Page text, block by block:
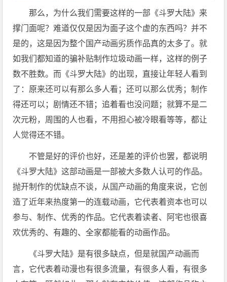
那么，为什么我们需要这样的一部《斗罗大陆》来
撑门面呢？难道仅仅是因为面子这个虚的东西吗？并不
是的，这是因为整个国产动画劣质作品真的太多了。就
如我们都知道的骗补贴制作垃圾动画一样，这样的例子
数不胜数。而《斗罗大陆》的出现，直接让年轻人看到
了：原来还可以有那么多人看；还可以那么优秀；制作
得还可以；剧情还不错；追着看也没问题；就算不是二
次元粉，周围的人也看，不用担心被冷眼看等等，都让
人觉得还不错。
不管是好的评价也好，还是差的评价也罢，都说明
《斗罗大陆》这部动画是一部被大多数人认可的作品。
抛开制作的优缺点不谈，从国产动画的角度来说，它创
造了近年来热度第一的连载动画，它代表着资本也可以
参与、制作、优秀的作品。它代表着读者、阿宅也很喜
欢优秀的、有趣的、全家都能看的动画作品。
《斗罗大陆》是有很多缺点，但是就国产动画而
言，它代表着动漫也有很多流量，有很多人看，有很多